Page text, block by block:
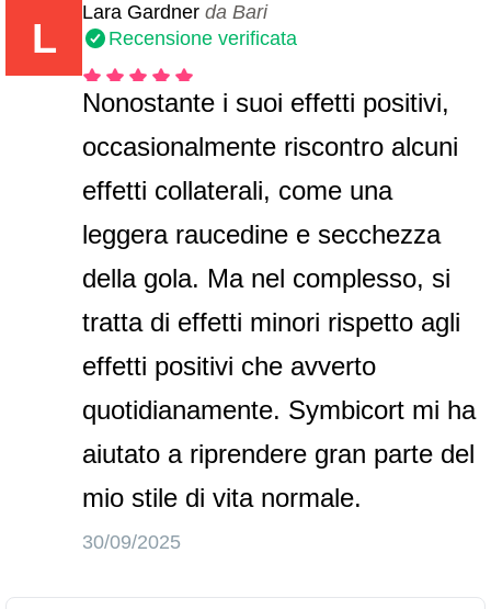
L
Lara Gardner da Bari
Recensione verificata
Nonostante i suoi effetti positivi,
occasionalmente riscontro alcuni
effetti collaterali, come una
leggera raucedine e secchezza
della gola. Ma nel complesso, si
tratta di effetti minori rispetto agli
effetti positivi che avverto
quotidianamente. Symbicort mi ha
aiutato a riprendere gran parte del
mio stile di vita normale.
30/09/2025